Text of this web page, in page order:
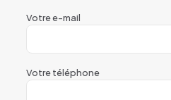
Votre e-mail
Votre téléphone